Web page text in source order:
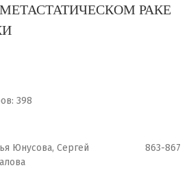
РАКЕ
398
Юнусова, Сергей
863-867